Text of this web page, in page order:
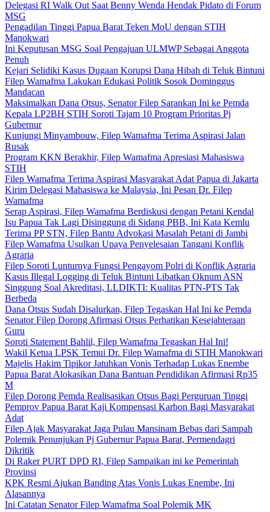
Delegasi RI Walk Out Saat Benny Wenda Hendak Pidato di Forum
MSG
Pengadilan Tinggi Papua Barat Teken MoU dengan STIH
Manokwari
Ini Keputusan MSG Soal Pengajuan ULMWP Sebagai Anggota
Penuh
Kejari Selidiki Kasus Dugaan Korupsi Dana Hibah di Teluk Bintuni
Filep Wamafma Lakukan Edukasi Politik Sosok Dominggus
Mandacan
Maksimalkan Dana Otsus, Senator Filep Sarankan Ini ke Pemda
Kepala LP2BH STIH Soroti Tajam 10 Program Prioritas Pj
Gubernur
Kunjungi Minyambouw, Filep Wamafma Terima Aspirasi Jalan
Rusak
Program KKN Berakhir, Filep Wamafma Apresiasi Mahasiswa
STIH
Filep Wamafma Terima Aspirasi Masyarakat Adat Papua di Jakarta
Kirim Delegasi Mahasiswa ke Malaysia, Ini Pesan Dr. Filep
Wamafma
Serap Aspirasi, Filep Wamafma Berdiskusi dengan Petani Kendal
Isu Papua Tak Lagi Disinggung di Sidang PBB, Ini Kata Kemlu
Terima PP STN, Filep Bantu Advokasi Masalah Petani di Jambi
Filep Wamafma Usulkan Upaya Penyelesaian Tangani Konflik
Agraria
Filep Soroti Lunturnya Fungsi Pengayom Polri di Konflik Agraria
Kasus Illegal Logging di Teluk Bintuni Libatkan Oknum ASN
Singgung Soal Akreditasi, LLDIKTI: Kualitas PTN-PTS Tak
Berbeda
Dana Otsus Sudah Disalurkan, Filep Tegaskan Hal Ini ke Pemda
Senator Filep Dorong Afirmasi Otsus Perhatikan Kesejahteraan
Guru
Soroti Statement Bahlil, Filep Wamafma Tegaskan Hal Ini!
Wakil Ketua LPSK Temui Dr. Filep Wamafma di STIH Manokwari
Majelis Hakim Tipikor Jatuhkan Vonis Terhadap Lukas Enembe
Papua Barat Alokasikan Dana Bantuan Pendidikan Afirmasi Rp35
M
Filep Dorong Pemda Realisasikan Otsus Bagi Perguruan Tinggi
Pemprov Papua Barat Kaji Kompensasi Karbon Bagi Masyarakat
Adat
Filep Ajak Masyarakat Jaga Pulau Mansinam Bebas dari Sampah
Polemik Penunjukan Pj Gubernur Papua Barat, Permendagri
Dikritik
Di Raker PURT DPD RI, Filep Sampaikan ini ke Pemerintah
Provinsi
KPK Resmi Ajukan Banding Atas Vonis Lukas Enembe, Ini
Alasannya
Ini Catatan Senator Filep Wamafma Soal Polemik MK